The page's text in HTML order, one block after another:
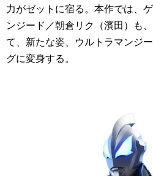
力がゼットに宿る。本作では、
ンジード／朝倉リク（濱田）も
て、新たな姿、ウルトラマンジ
グに変身する。